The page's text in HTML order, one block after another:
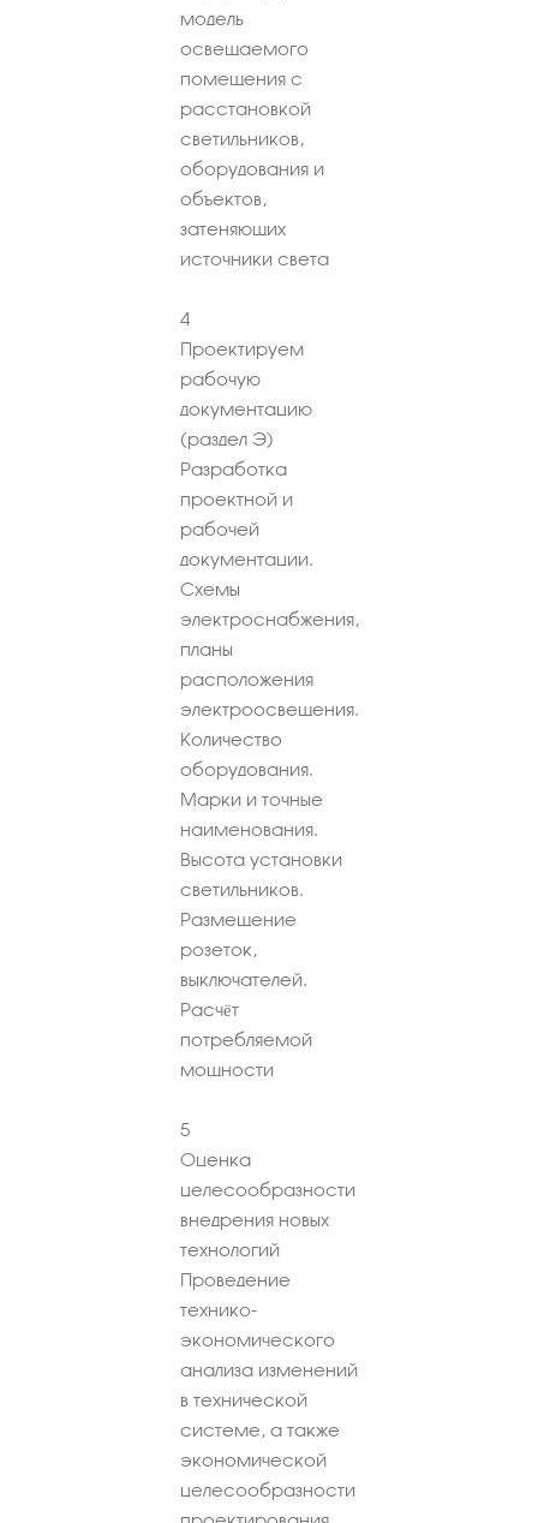
модель
освещаемого
помещения с
расстановкой
светильников,
оборудования и
объектов,
затеняющих
источники света
4
Проектируем
рабочую
документацию
(раздел Э)
Разработка
проектной и
рабочей
документации.
Схемы
электроснабжения,
планы
расположения
электроосвещения.
Количество
оборудования.
Марки и точные
наименования.
Высота установки
светильников.
Размещение
розеток,
выключателей.
Расчёт
потребляемой
мощности
5
Оценка
целесообразности
внедрения новых
технологий
Проведение
технико-
экономического
анализа изменений
в технической
системе, а также
экономической
целесообразности